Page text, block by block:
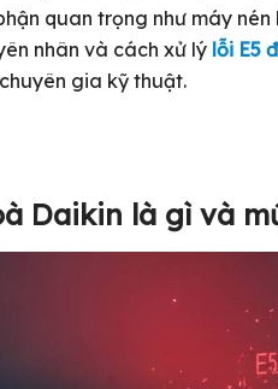
quan trọng như máy
nhân và cách xử lý lỗi E5
gia kỹ thuật.
Daikin là gì và